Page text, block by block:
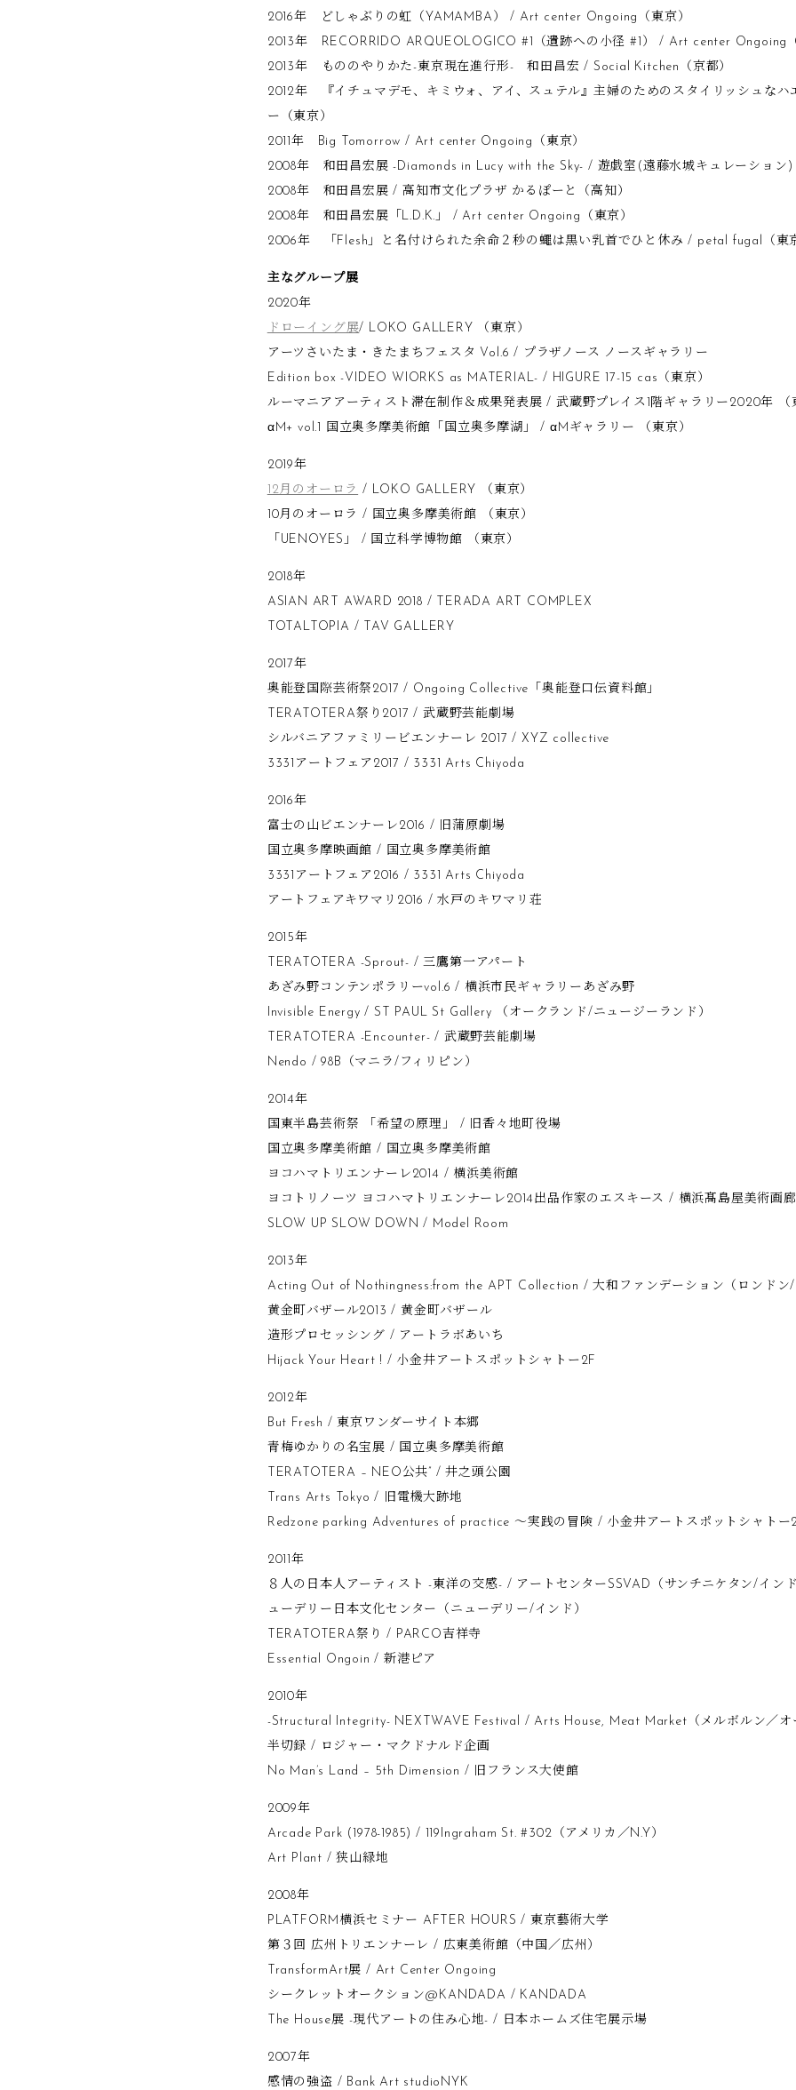
2016年 どしゃぶりの虹（YAMAMBA） / Art center Ongoing（東京）
2013年 RECORRIDO ARQUEOLOGICO #1（遺跡への小径 #1） / Art center Ongoing（
2013年 もののやりかた-東京現在進行形- 和田昌宏 / Social Kitchen（京都）
2012年 『イチュマデモ、キミウォ、アイ、スュテル』主婦のためのスタイリッシュなハ
ー（東京）
2011年 Big Tomorrow / Art center Ongoing（東京）
2008年 和田昌宏展 -Diamonds in Lucy with the Sky- / 遊戯室(遠藤水城キュレーション)
2008年 和田昌宏展 / 高知市文化プラザ かるぽーと（高知）
2008年 和田昌宏展「L.D.K.」 / Art center Ongoing（東京）
2006年 「Flesh」と名付けられた余命２秒の蠅は黒い乳首でひと休み / petal fugal（東
主なグループ展
2020年
ドローイング展/ LOKO GALLERY （東京）
アーツさいたま・きたまちフェスタ Vol.6 / プラザノース ノースギャラリー
Edition box -VIDEO WIORKS as MATERIAL- / HIGURE 17-15 cas（東京）
ルーマニアアーティスト滞在制作＆成果発表展 / 武蔵野プレイス1階ギャラリー2020年 （
αM+ vol.1 国立奥多摩美術館「国立奥多摩湖」 / αMギャラリー （東京）
2019年
12月のオーロラ / LOKO GALLERY （東京）
10月のオーロラ / 国立奥多摩美術館 （東京）
「UENOYES」 / 国立科学博物館 （東京）
2018年
ASIAN ART AWARD 2018 / TERADA ART COMPLEX
TOTALTOPIA / TAV GALLERY
2017年
奥能登国際芸術祭2017 / Ongoing Collective「奥能登口伝資料館」
TERATOTERA祭り2017 / 武蔵野芸能劇場
シルバニアファミリービエンナーレ 2017 / XYZ collective
3331アートフェア2017 / 3331 Arts Chiyoda
2016年
富士の山ビエンナーレ2016 / 旧蒲原劇場
国立奥多摩映画館 / 国立奥多摩美術館
3331アートフェア2016 / 3331 Arts Chiyoda
アートフェアキワマリ2016 / 水戸のキワマリ荘
2015年
TERATOTERA -Sprout- / 三鷹第一アパート
あざみ野コンテンポラリーvol.6 / 横浜市民ギャラリーあざみ野
Invisible Energy / ST PAUL St Gallery （オークランド/ニュージーランド）
TERATOTERA -Encounter- / 武蔵野芸能劇場
Nendo / 98B（マニラ/フィリピン）
2014年
国東半島芸術祭 「希望の原理」 / 旧香々地町役場
国立奥多摩美術館 / 国立奥多摩美術館
ヨコハマトリエンナーレ2014 / 横浜美術館
ヨコトリノーツ ヨコハマトリエンナーレ2014出品作家のエスキース / 横浜髙島屋美術画廊
SLOW UP SLOW DOWN / Model Room
2013年
Acting Out of Nothingness:from the APT Collection / 大和ファンデーション（ロンドン/
黄金町バザール2013 / 黄金町バザール
造形プロセッシング / アートラボあいち
Hijack Your Heart ! / 小金井アートスポットシャトー2F
2012年
But Fresh / 東京ワンダーサイト本郷
青梅ゆかりの名宝展 / 国立奥多摩美術館
TERATOTERA – NEO公共” / 井之頭公園
Trans Arts Tokyo / 旧電機大跡地
Redzone parking Adventures of practice ～実践の冒険 / 小金井アートスポットシャトー
2011年
８人の日本人アーティスト -東洋の交感- / アートセンターSSVAD（サンチニケタン/イン
ューデリー日本文化センター（ニューデリー/インド）
TERATOTERA祭り / PARCO吉祥寺
Essential Ongoin / 新港ピア
2010年
-Structural Integrity- NEXTWAVE Festival / Arts House, Meat Market（メルボルン／オ
半切録 / ロジャー・マクドナルド企画
No Man’s Land – 5th Dimension / 旧フランス大使館
2009年
Arcade Park (1978-1985) / 119Ingraham St. #302（アメリカ／N.Y）
Art Plant / 狭山緑地
2008年
PLATFORM横浜セミナー AFTER HOURS / 東京藝術大学
第３回 広州トリエンナーレ / 広東美術館（中国／広州）
TransformArt展 / Art Center Ongoing
シークレットオークション@KANDADA / KANDADA
The House展 -現代アートの住み心地- / 日本ホームズ住宅展示場
2007年
感情の強盗 / Bank Art studioNYK